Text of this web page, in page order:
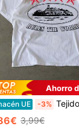
Ahorro
UE -3% Tejido de algodón puro, ligero, suave y holgado, perfecto para relajarse en
3,99€